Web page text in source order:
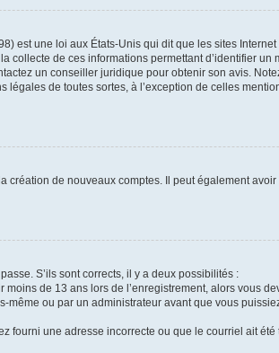
est une loi aux États-Unis qui dit que les sites
collecte de ces informations permettant d’identifier
un conseiller juridique pour obtenir son avis.
de toutes sortes, à l’exception de celles
création de nouveaux comptes. Il peut également
S’ils sont corrects, il y a deux possibilités :
de 13 ans lors de l’enregistrement, alors vous
ou par un administrateur avant que vous
fourni une adresse incorrecte ou que le courriel ait